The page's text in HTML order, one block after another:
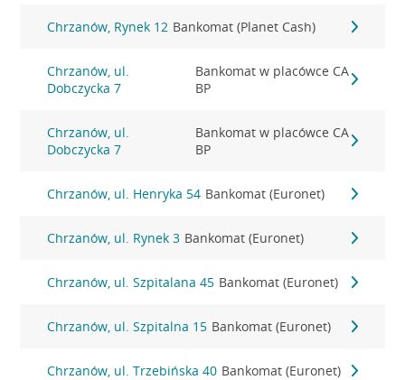
Chrzanów, Rynek 12 Bankomat (Planet Cash)
Chrzanów, ul.
Dobczycka 7
Bankomat w placówce CA
BP
Chrzanów, ul.
Dobczycka 7
Bankomat w placówce CA
BP
Chrzanów, ul. Henryka 54 Bankomat (Euronet)
Chrzanów, ul. Rynek 3 Bankomat (Euronet)
Chrzanów, ul. Szpitalana 45 Bankomat (Euronet)
Chrzanów, ul. Szpitalna 15 Bankomat (Euronet)
Chrzanów, ul. Trzebińska 40 Bankomat (Euronet)